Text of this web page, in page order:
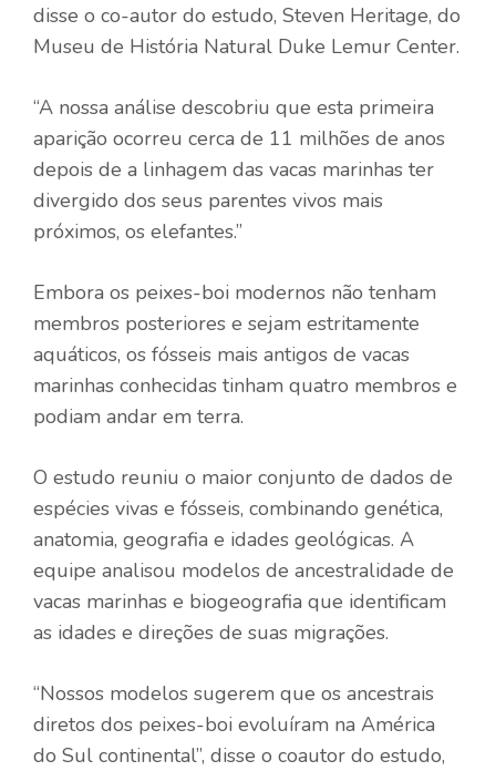
disse o co-autor do estudo, Steven Heritage, do
Museu de História Natural Duke Lemur Center.
“A nossa análise descobriu que esta primeira
aparição ocorreu cerca de 11 milhões de anos
depois de a linhagem das vacas marinhas ter
divergido dos seus parentes vivos mais
próximos, os elefantes.”
Embora os peixes-boi modernos não tenham
membros posteriores e sejam estritamente
aquáticos, os fósseis mais antigos de vacas
marinhas conhecidas tinham quatro membros e
podiam andar em terra.
O estudo reuniu o maior conjunto de dados de
espécies vivas e fósseis, combinando genética,
anatomia, geografia e idades geológicas. A
equipe analisou modelos de ancestralidade de
vacas marinhas e biogeografia que identificam
as idades e direções de suas migrações.
“Nossos modelos sugerem que os ancestrais
diretos dos peixes-boi evoluíram na América
do Sul continental”, disse o coautor do estudo,